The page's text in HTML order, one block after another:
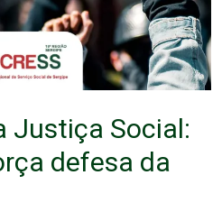
Justiça Social:
defesa da